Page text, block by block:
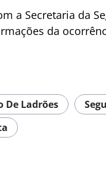
a Secretaria da
da
De Ladrões